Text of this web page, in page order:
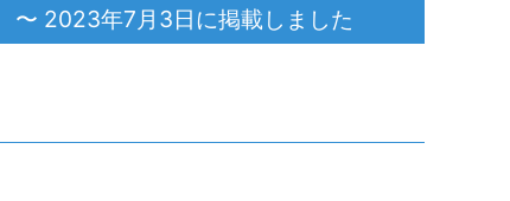
〜 2023年7月3日に掲載しました